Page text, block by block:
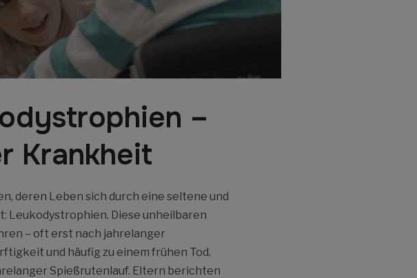
–
Krankheit
deren Leben sich durch eine seltene und
Leukodystrophien. Diese unheilbaren
– oft erst nach jahrelanger
und häufig zu einem frühen Tod.
Spießrutenlauf. Eltern berichten